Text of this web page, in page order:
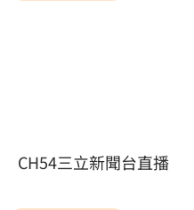
CH54三立新聞台直播